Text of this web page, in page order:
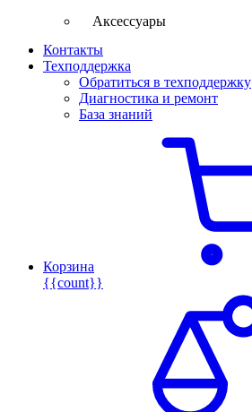
Аксессуары
Контакты
Техподдержка
Обратиться в техподдержку
Диагностика и ремонт
База знаний
Корзина
{{count}}